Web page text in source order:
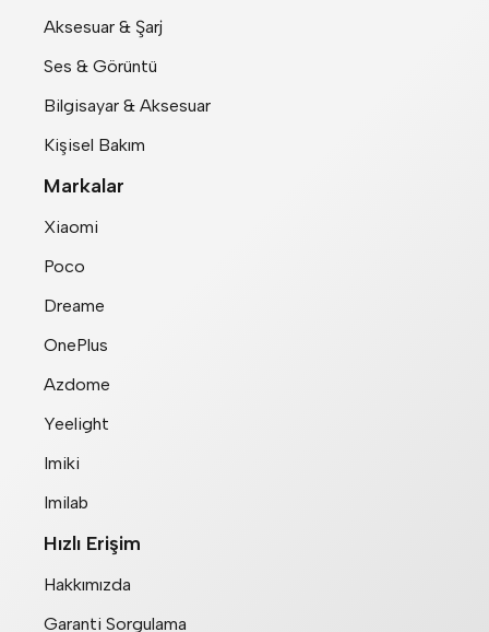
Aksesuar & Şarj
Ses & Görüntü
Bilgisayar & Aksesuar
Kişisel Bakım
Markalar
Xiaomi
Poco
Dreame
OnePlus
Azdome
Yeelight
Imiki
Imilab
Hızlı Erişim
Hakkımızda
Garanti Sorgulama